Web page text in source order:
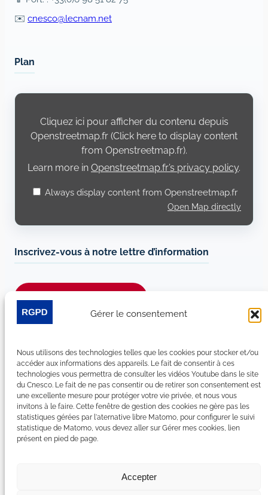
Gérer le consentement
Nous utilisons des technologies telles que les cookies pour stocker et/ou
accéder aux informations des appareils. Le fait de consentir à ces
technologies vous permettra de consulter les vidéos Youtube dans le site
du Cnesco. Le fait de ne pas consentir ou de retirer son consentement est
une excellente mesure pour protéger votre vie privée, et nous vous
invitons à le faire. Cette fenêtre de gestion des cookies ne gère pas les
statistiques gérées par l'aternative libre Matomo, pour configurer le suivi
statistique de Matomo, vous devez aller sur Gérer mes cookies, lien
présent en pied de page.
Accepter
✉️ cnesco@lecnam.net
Plan
Display
Openstreetmap.fr
Cliquez ici pour afficher du contenu depuis
Openstreetmap.fr (Click here to display content
from Openstreetmap.fr).
Learn more in Openstreetmap.fr’s privacy policy.
Always display content from Openstreetmap.fr
Open Map directly
Inscrivez-vous à notre lettre d’information
LinkedIn
YouTube
Facebook
Bluesky
Plan du site
Mentions légales